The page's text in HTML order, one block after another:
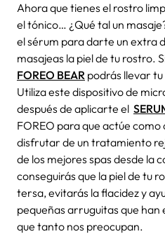
Ahora que tienes el rostro
el tónico… ¿Qué tal un
el sérum para darte un extra
masajeas la piel de tu rostro.
FOREO BEAR podrás llevar
Utiliza este dispositivo de
después de aplicarte el
FOREO para que actúe
disfrutar de un tratamiento
de los mejores spas desde la
conseguirás que la piel de tu
tersa, evitarás la flacidez y
pequeñas arruguitas que
que tanto nos preocupan.